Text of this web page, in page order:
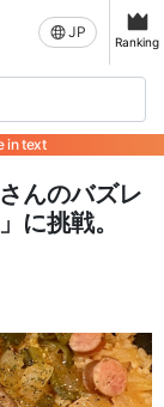
JP
Ranking
in text
んのバズレ
に挑戦。